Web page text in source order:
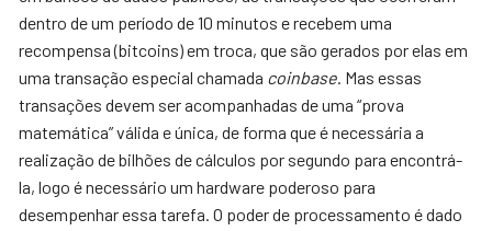
dentro de um período de 10 minutos e recebem uma
recompensa (bitcoins) em troca, que são gerados por elas em
uma transação especial chamada coinbase . Mas essas
transações devem ser acompanhadas de uma “prova
matemática” válida e única, de forma que é necessária a
realização de bilhões de cálculos por segundo para encontrá-
la, logo é necessário um hardware poderoso para
desempenhar essa tarefa. O poder de processamento é dado